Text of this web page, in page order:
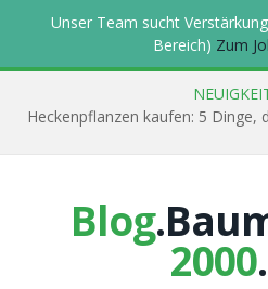
Unser Team sucht
Bereich) Zum
Blog
2000